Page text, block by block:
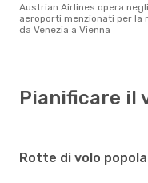
Austrian Airlines opera negli
aeroporti menzionati per la
da Venezia a Vienna
Pianificare il
Rotte di volo